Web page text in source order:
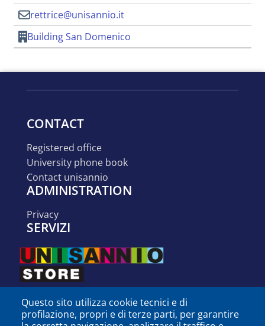
rettrice@unisannio.it
Building San Domenico
CONTACT
registered office
university phone book
contact unisannio
ADMINISTRATION
privacy
SERVIZI
Questo sito utilizza cookie tecnici e di
profilazione, propri e di terze parti, per garantire